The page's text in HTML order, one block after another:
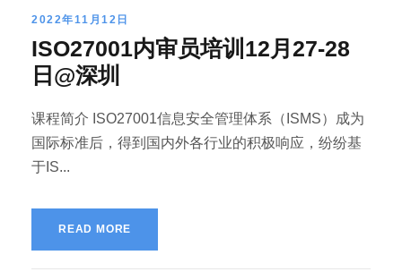
2022年11月12日
ISO27001内审员培训12月27-28
日@深圳
课程简介 ISO27001信息安全管理体系（ISMS）成为
国际标准后，得到国内外各行业的积极响应，纷纷基
于IS...
READ MORE